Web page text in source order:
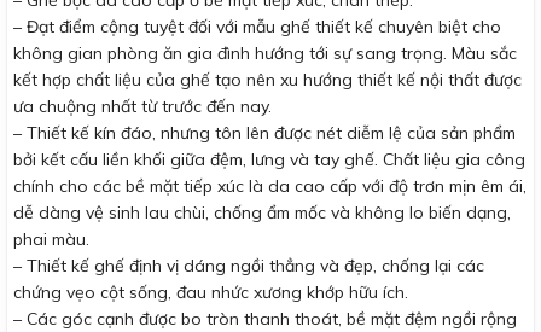
– Đạt điểm cộng tuyệt đối với mẫu ghế thiết kế chuyên biệt cho
không gian phòng ăn gia đình hướng tới sự sang trọng. Màu sắc
kết hợp chất liệu của ghế tạo nên xu hướng thiết kế nội thất được
ưa chuộng nhất từ trước đến nay.
– Thiết kế kín đáo, nhưng tôn lên được nét diễm lệ của sản phẩm
bởi kết cấu liền khối giữa đệm, lưng và tay ghế. Chất liệu gia công
chính cho các bề mặt tiếp xúc là da cao cấp với độ trơn mịn êm ái,
dễ dàng vệ sinh lau chùi, chống ẩm mốc và không lo biến dạng,
phai màu.
– Thiết kế ghế định vị dáng ngồi thẳng và đẹp, chống lại các
chứng vẹo cột sống, đau nhức xương khớp hữu ích.
– Các góc cạnh được bo tròn thanh thoát, bề mặt đệm ngồi rộng